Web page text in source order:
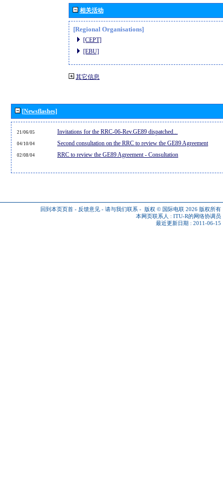
相关活动
[Regional Organisations]
[CEPT]
[EBU]
其它信息
[Newsflashes]
21/06/05 Invitations for the RRC-06-Rev.GE89 dispatched...
04/10/04 Second consultation on the RRC to review the GE89 Agreement
02/08/04 RRC to review the GE89 Agreement - Consultation
回到本页页首 - 反馈意见 - 请与我们联系 - 版权 © 国际电联 2026 版权所有
本网页联系人 : ITU-R的网络协调员
最近更新日期 : 2011-06-15